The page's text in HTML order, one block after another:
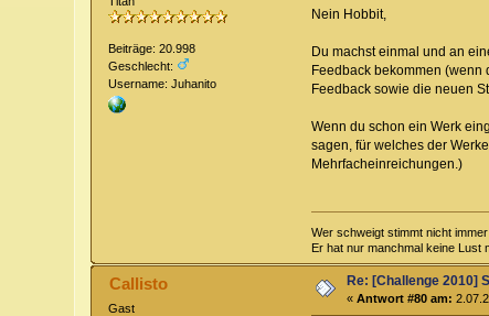
Beiträge: 20.998
Geschlecht:
Username: Juhanito
Nein Hobbit,
Du machst einmal und an
Feedback bekommen
Feedback sowie die neuen
Wenn du schon ein Werk
sagen, für welches der
Mehrfacheinreichungen.)
Wer schweigt stimmt nicht immer
Er hat nur manchmal keine Lust
Callisto
Gast
Re: [Challenge 2010]
«Antwort #80 am: